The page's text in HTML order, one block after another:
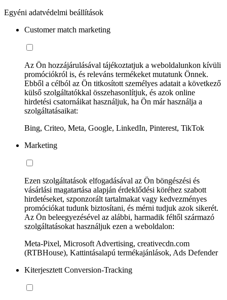
Egyéni adatvédelmi beállítások
Customer match marketing
Az Ön hozzájárulásával tájékoztatjuk a weboldalunkon kívüli
promóciókról is, és releváns termékeket mutatunk Önnek.
Ebből a célból az Ön titkosított személyes adatait a következő
külső szolgáltatókkal összehasonlítjuk, és azok online
hirdetési csatornáikat használjuk, ha Ön már használja a
szolgáltatásaikat:
Bing, Criteo, Meta, Google, LinkedIn, Pinterest, TikTok
Marketing
Ezen szolgáltatások elfogadásával az Ön böngészési és
vásárlási magatartása alapján érdeklődési köréhez szabott
hirdetéseket, szponzorált tartalmakat vagy kedvezményes
promóciókat tudunk biztosítani, és mérni tudjuk azok sikerét.
Az Ön beleegyezésével az alábbi, harmadik féltől származó
szolgáltatásokat használjuk ezen a weboldalon:
Meta-Pixel, Microsoft Advertising, creativecdn.com
(RTBHouse), Kattintásalapú termékajánlások, Ads Defender
Kiterjesztett Conversion-Tracking